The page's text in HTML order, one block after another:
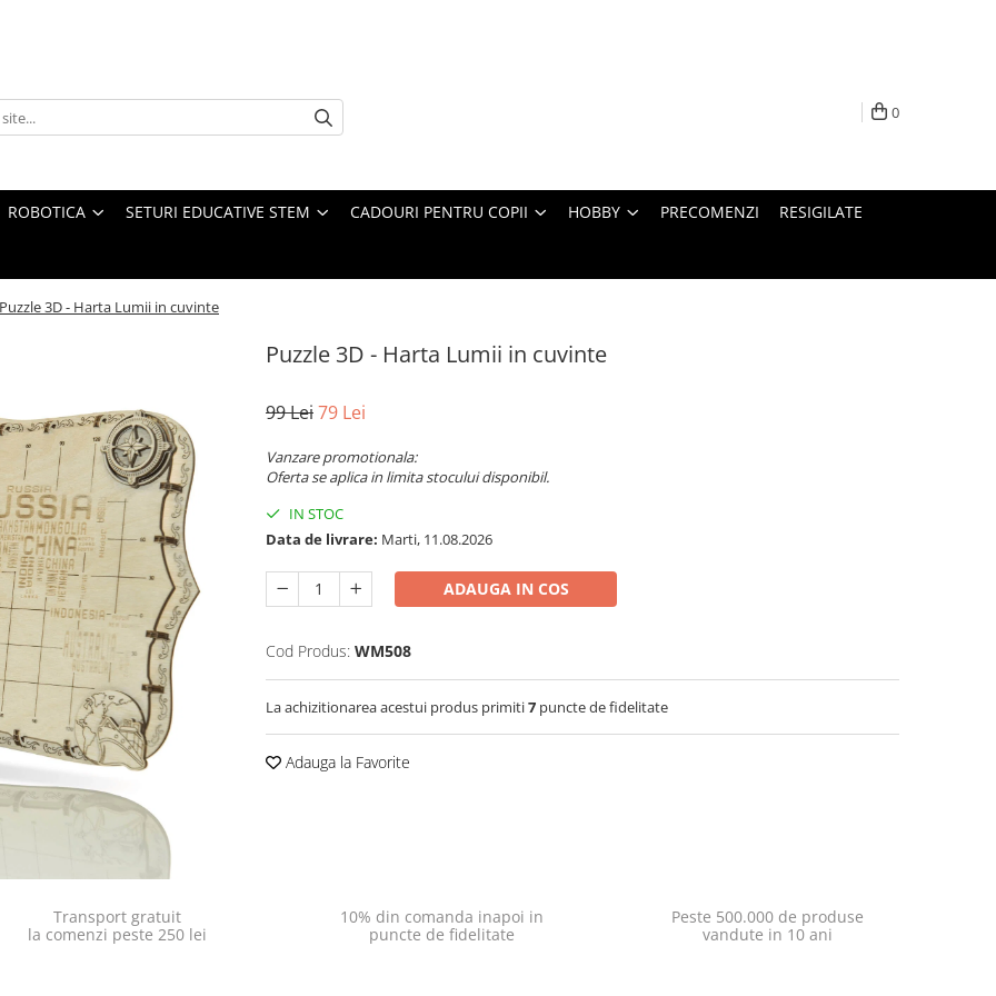
0
ROBOTICA SETURI EDUCATIVE STEM CADOURI PENTRU COPII HOBBY PRECOMENZI RESIGILATE
Puzzle 3D - Harta Lumii in cuvinte
Puzzle 3D - Harta Lumii in cuvinte
99 Lei79 Lei
Vanzare promotionala:
Oferta se aplica in limita stocului disponibil.
IN STOC
Data de livrare: Marti, 11.08.2026
ADAUGA IN COS
Cod Produs: WM508
La achizitionarea acestui produs primiti7 puncte de fidelitate
Adauga la Favorite
Transport gratuit
la comenzi peste 250 lei
10% din comanda inapoi in
puncte de fidelitate
Peste 500.000 de produse
vandute in 10 ani